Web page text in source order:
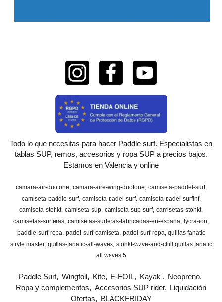
Todo lo que necesitas para hacer Paddle surf. Especialistas en
tablas SUP, remos, accesorios y ropa SUP a precios bajos.
Estamos en Valencia y online
camara-air-duotone camara-aire-wing-duotone camiseta-paddel-surf
camiseta-paddle-surf camiseta-padel-surf camiseta-padel-surfinf
camiseta-stohkt camiseta-sup camiseta-sup-surf camisetas-stohkt
camisetas-surferas camisetas-surferas-fabricadas-en-espana
lycra-ion
paddle-surf-ropa padel-surf-camiseta padel-surf-ropa quillas fanatic
stryle master quillas-fanatic-all-waves stohkt-wzve-and-chill
​quillas fanatic
all waves 5
Paddle Surf Wingfoil Kite E-FOIL Kayak
Neopreno
Ropa y complementos
Accesorios SUP rider
Liquidación
Ofertas
BLACKFRIDAY